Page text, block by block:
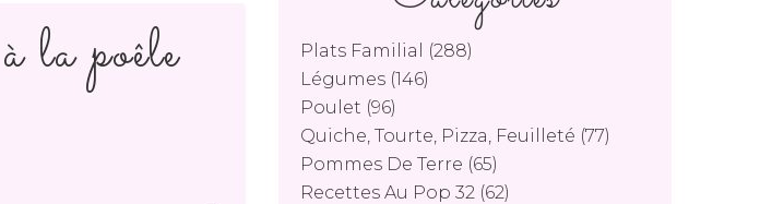
la poêle Plats Familial
(288)
Légumes (146)
Poulet (96)
Quiche, Tourte, Pizza, Feuilleté (77)
Pommes De Terre (65)
Recettes Au Pop 32 (62)